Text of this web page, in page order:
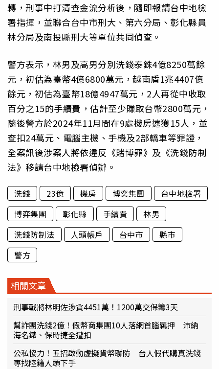
轉，刑事中打清查金流分析後，隨即報請台中地檢
署指揮，並聯合台中市刑大、第六分局、彰化縣員
林分局及南投縣刑大等單位共同偵查。
警方表示，林男及高男分別洗錢泰銖4億8250萬餘
元，初估為臺幣4億6800萬元，越南盾1兆4407億
餘元，初估為臺幣18億4947萬元，2人再從中收取
百分之15的手續費，估計至少賺取台幣2800萬元，
隨後警方於2024年11月間在9處機房逮獲15人，並
查扣24萬元、電腦主機、手機及2部轎車等罪證，
全案訊後涉案人將依違反《賭博罪》及《洗錢防制
法》移請台中地檢署偵辦。
洗錢 23億 機房 博奕集團
台中地檢署
博弈集團
彰化縣 手續費
林男
洗錢防制法
人頭帳戶 台中市
縣市
警方
相關文章
刑事戰將林明佐涉貪4451萬！1200萬交保籌3天
幫詐團洗錢2億！假幣商集團10人落網首腦羈押 沛納
海名錶、保時捷全遭扣
公私協力！五招啟動虛擬貨幣聯防 台人假代購真洗錢
專找陸籍人頭下手